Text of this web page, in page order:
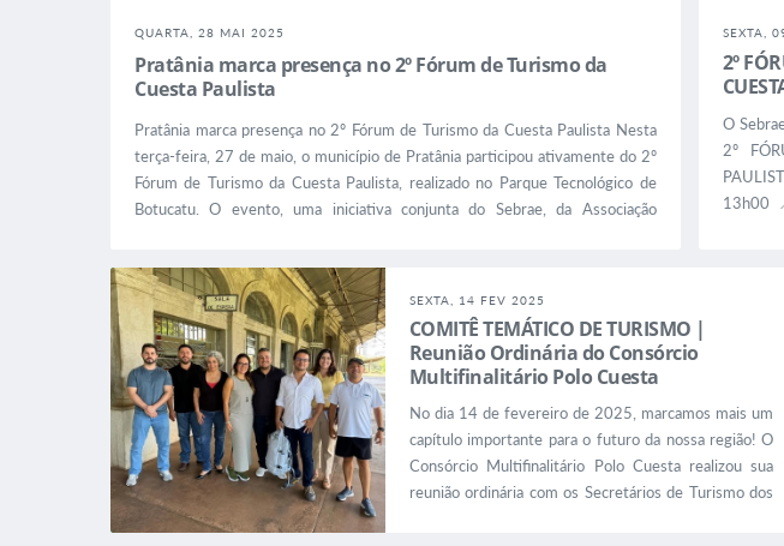
QUARTA, 28 MAI 2025
Pratânia marca presença no 2º Fórum de Turismo da
Cuesta Paulista
Pratânia marca presença no 2º Fórum de Turismo da Cuesta Paulista Nesta
terça-feira, 27 de maio, o município de Pratânia participou ativamente do 2º
Fórum de Turismo da Cuesta Paulista, realizado no Parque Tecnológico de
Botucatu. O evento, uma iniciativa conjunta do Sebrae, da Associação
SEXTA,
2º
O
2º
13h00
SEXTA, 14 FEV 2025
COMITÊ TEMÁTICO DE TURISMO |
Reunião Ordinária do Consórcio
Multifinalitário Polo Cuesta
No dia 14 de fevereiro de 2025, marcamos mais um
capítulo importante para o futuro da nossa região! O
Consórcio Multifinalitário Polo Cuesta realizou sua
reunião ordinária com os Secretários de Turismo dos